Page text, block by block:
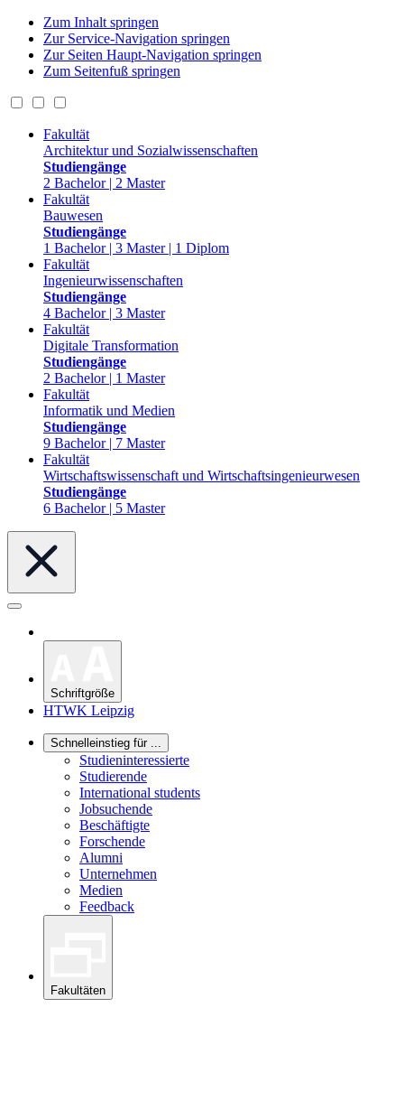
Zum Inhalt springen
Zur Service-Navigation springen
Zur Seiten Haupt-Navigation springen
Zum Seitenfuß springen
Fakultät
Architektur und Sozialwissenschaften
Studiengänge
2 Bachelor | 2 Master
Fakultät
Bauwesen
Studiengänge
1 Bachelor | 3 Master | 1 Diplom
Fakultät
Ingenieurwissenschaften
Studiengänge
4 Bachelor | 3 Master
Fakultät
Digitale Transformation
Studiengänge
2 Bachelor | 1 Master
Fakultät
Informatik und Medien
Studiengänge
9 Bachelor | 7 Master
Fakultät
Wirtschaftswissenschaft und Wirtschaftsingenieurwesen
Studiengänge
6 Bachelor | 5 Master
Schriftgröße
HTWK Leipzig
Schnelleinstieg für ...
Studieninteressierte
Studierende
International students
Jobsuchende
Beschäftigte
Forschende
Alumni
Unternehmen
Medien
Feedback
Fakultäten